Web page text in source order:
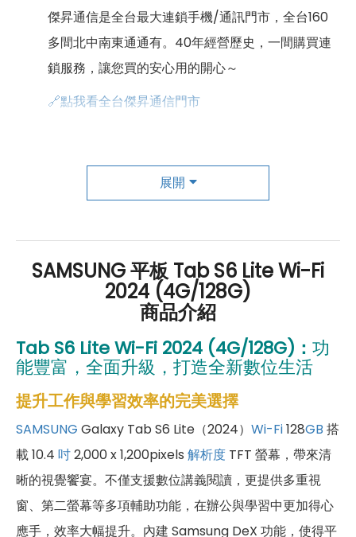
傑昇通信是全台最大連鎖手機/通訊門市，全台160
多間北中南東通通有。40年經營歷史，一間購買連
鎖服務，讓您買的安心用的開心～
🔗點我看全台傑昇通信門市
傑昇尊榮會員除了可以「消費集點兌換商品」，每半
年還有「200元配件購物金」，每年再送「VIP生日
展開
SAMSUNG 平板 Tab S6 Lite Wi-Fi
2024 (4G/128G)
商品介紹
Tab S6 Lite Wi-Fi 2024 (4G/128G)： 功
能豐富，全面升級，打造全新數位生活
提升工作與學習效率的完美選擇
SAMSUNG Galaxy Tab S6 Lite（2024） Wi-Fi128GB 搭
載 10.4 吋2,000 x 1,200pixels 解析度 TFT 螢幕，帶來清
晰的視覺饗宴。不僅支援數位講義閱讀，更提供多重視
窗、第二螢幕等多項輔助功能，在辦公與學習中更加得心
應手，效率大幅提升。內建 Samsung DeX 功能，使得平